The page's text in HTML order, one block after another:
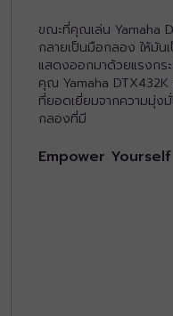
ขณะที่คุณเล่น Yamaha
กลายเป็นมือกลอง ให้มัน
แสดงออกมาด้วยแรงกร
คุณ Yamaha
ที่ยอดเยี่ยมจากความมุ่ง
กลองที่มี
Empower Yourself